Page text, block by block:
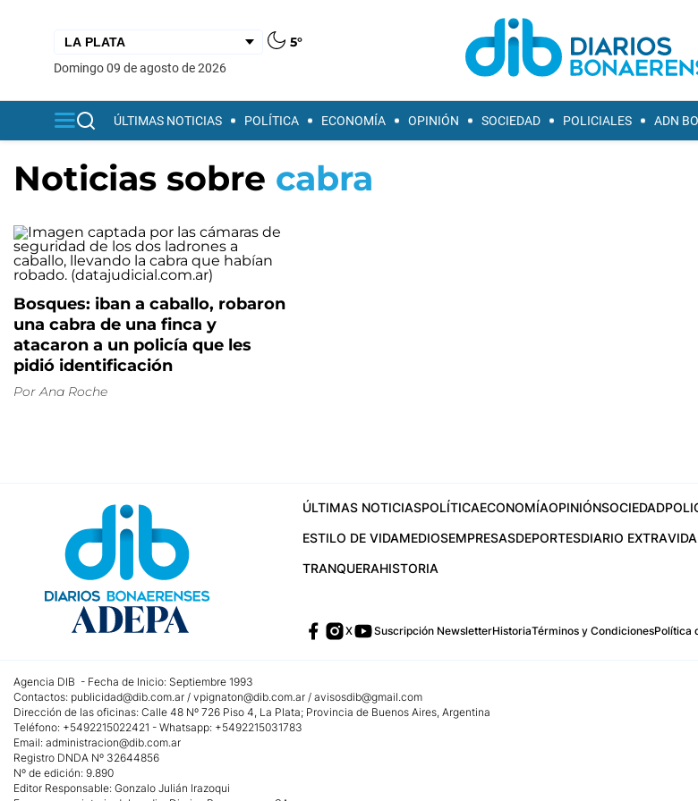
5°
domingo 09 de agosto de 2026
ÚLTIMAS NOTICIAS POLÍTICA ECONOMÍA OPINIÓN SOCIEDAD POLICIALES ADN
Noticias sobre cabra
Bosques: iban a caballo, robaron
una cabra de una finca y
atacaron a un policía que les
pidió identificación
Por Ana Roche
ÚLTIMAS NOTICIASPOLÍTICAECONOMÍAOPINIÓNSOCIEDAD
ESTILO DE VIDAMEDIOSEMPRESASDEPORTESDIARIO EXTRA
TRANQUERAHISTORIA
X Suscripción NewsletterHistoriaTérminos y CondicionesPolítica
Agencia DIB - Fecha de Inicio: Septiembre 1993
Contactos: publicidad@dib.com.ar / vpignaton@dib.com.ar / avisosdib@gmail.com
Dirección de las oficinas: Calle 48 Nº 726 Piso 4, La Plata; Provincia de Buenos Aires, Argentina
Teléfono: +5492215022421 - Whatsapp: +5492215031783
Email: administracion@dib.com.ar
Registro DNDA Nº 32644856
Nº de edición: 9.890
Editor Responsable: Gonzalo Julián Irazoqui